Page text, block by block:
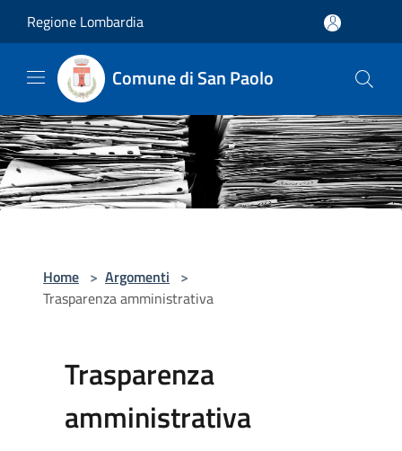
Regione Lombardia
Comune di San Paolo
Home > Argomenti >
Trasparenza amministrativa
Trasparenza
amministrativa